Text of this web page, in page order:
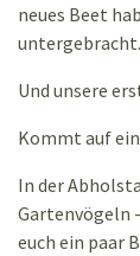
neues Beet
untergebracht.
Und unsere
Kommt auf
In der
Gartenvögeln
euch ein paar